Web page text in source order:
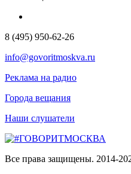
8 (495) 950-62-26
info@govoritmoskva.ru
Реклама на радио
Города вещания
Наши слушатели
Все права защищены. 2014-